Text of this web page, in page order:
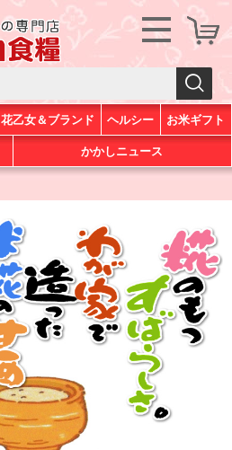
花乙女＆ブランド ヘルシー お米ギフト
かかしニュース